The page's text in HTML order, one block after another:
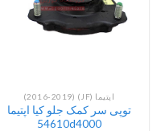
اپتیما (JF) (2016-2019)
توپی سر کمک جلو کیا اپتیما
54610d4000